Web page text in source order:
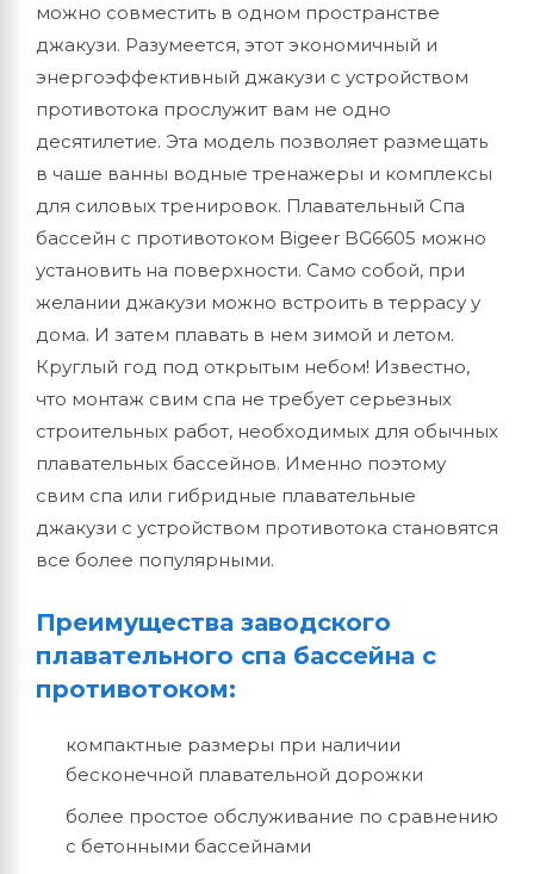
можно совместить в одном пространстве
джакузи. Разумеется, этот экономичный и
энергоэффективный джакузи с устройством
противотока прослужит вам не одно
десятилетие. Эта модель позволяет размещать
в чаше ванны водные тренажеры и комплексы
для силовых тренировок. Плавательный Спа
бассейн с противотоком Bigeer BG6605 можно
установить на поверхности. Само собой, при
желании джакузи можно встроить в террасу у
дома. И затем плавать в нем зимой и летом.
Круглый год под открытым небом! Известно,
что монтаж свим спа не требует серьезных
строительных работ, необходимых для обычных
плавательных бассейнов. Именно поэтому
свим спа или гибридные плавательные
джакузи с устройством противотока становятся
все более популярными.
Преимущества заводского
плавательного спа бассейна с
противотоком:
компактные размеры при наличии
бесконечной плавательной дорожки
более простое обслуживание по сравнению
с бетонными бассейнами